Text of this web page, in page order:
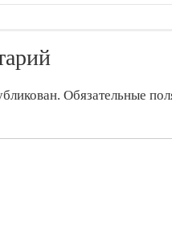
Обязательные